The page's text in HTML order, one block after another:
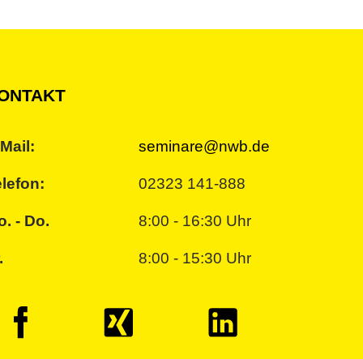
- Do.
seminare@nwb.de
02323 141-888
8:00 - 16:30 Uhr
8:00 - 15:30 Uhr